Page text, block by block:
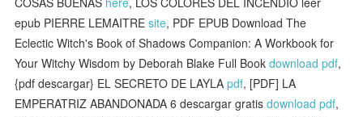
epub PIERRE LEMAITREsite, PDF EPUB Download The
Eclectic Witch's Book of Shadows Companion: A Workbook for
Your Witchy Wisdom by Deborah Blake Full Bookdownload pdf,
{pdf descargar} EL SECRETO DE LAYLApdf, [PDF] LA
EMPERATRIZ ABANDONADA 6 descargar gratisdownload pdf,